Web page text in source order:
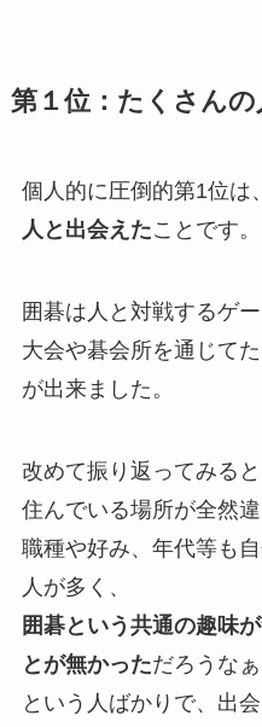
第１位：たくさん
個人的に圧倒的第1位は、
人と出会えたことです。
囲碁は人と対戦するゲー
大会や碁会所を通じて
が出来ました。
改めて振り返ってみると
住んでいる場所が全然違
職種や好み、年代等も
人が多く、
囲碁という共通の趣味
とが無かっただろうなぁ
という人ばかりで、出